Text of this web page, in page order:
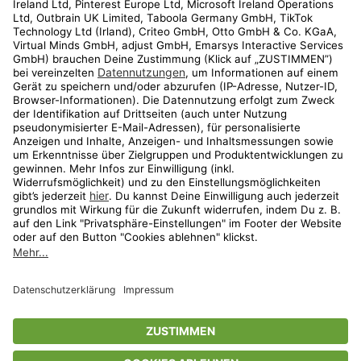
Kundenservice
Shop
Aktionen
Travel
* Streichpreise entsprechen der unverbindlichen Preisempfehlung des